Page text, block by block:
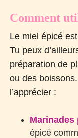
Comment
Le miel épicé
Tu peux
préparation de
ou des
l’apprécier :
Marinades
épicé